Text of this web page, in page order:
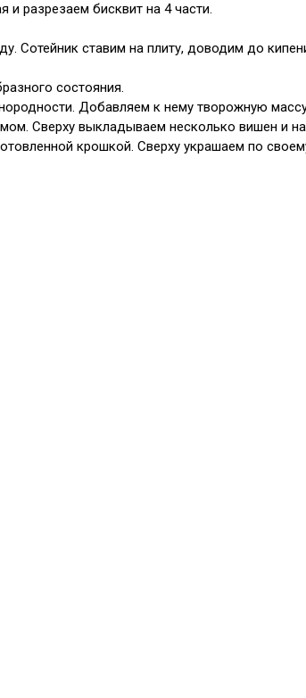
разрезаем бисквит на 4 части.
ставим на плиту, доводим до
состояния.
Добавляем к нему творожную
Сверху выкладываем несколько вишен и
крошкой. Сверху украшаем по